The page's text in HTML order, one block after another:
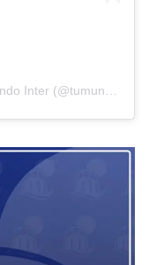
(@tumundointer)